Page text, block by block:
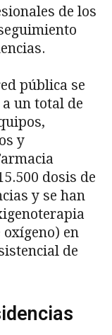
de los
pública se
un total de
y
dosis de
y se han
en
de